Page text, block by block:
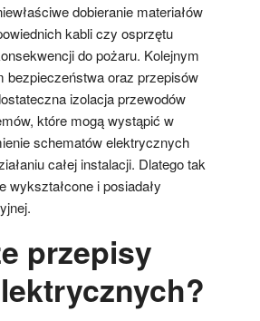
dobieranie materiałów
kabli czy osprzętu
do pożaru. Kolejnym
bezpieczeństwa oraz przepisów
izolacja przewodów
które mogą wystąpić w
schematów elektrycznych
całej instalacji. Dlatego tak
wykształcone i posiadały
przepisy